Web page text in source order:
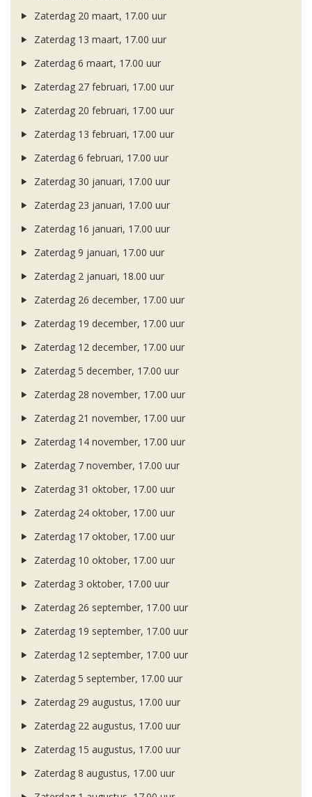
Zaterdag 20 maart, 17.00 uur
Zaterdag 13 maart, 17.00 uur
Zaterdag 6 maart, 17.00 uur
Zaterdag 27 februari, 17.00 uur
Zaterdag 20 februari, 17.00 uur
Zaterdag 13 februari, 17.00 uur
Zaterdag 6 februari, 17.00 uur
Zaterdag 30 januari, 17.00 uur
Zaterdag 23 januari, 17.00 uur
Zaterdag 16 januari, 17.00 uur
Zaterdag 9 januari, 17.00 uur
Zaterdag 2 januari, 18.00 uur
Zaterdag 26 december, 17.00 uur
Zaterdag 19 december, 17.00 uur
Zaterdag 12 december, 17.00 uur
Zaterdag 5 december, 17.00 uur
Zaterdag 28 november, 17.00 uur
Zaterdag 21 november, 17.00 uur
Zaterdag 14 november, 17.00 uur
Zaterdag 7 november, 17.00 uur
Zaterdag 31 oktober, 17.00 uur
Zaterdag 24 oktober, 17.00 uur
Zaterdag 17 oktober, 17.00 uur
Zaterdag 10 oktober, 17.00 uur
Zaterdag 3 oktober, 17.00 uur
Zaterdag 26 september, 17.00 uur
Zaterdag 19 september, 17.00 uur
Zaterdag 12 september, 17.00 uur
Zaterdag 5 september, 17.00 uur
Zaterdag 29 augustus, 17.00 uur
Zaterdag 22 augustus, 17.00 uur
Zaterdag 15 augustus, 17.00 uur
Zaterdag 8 augustus, 17.00 uur